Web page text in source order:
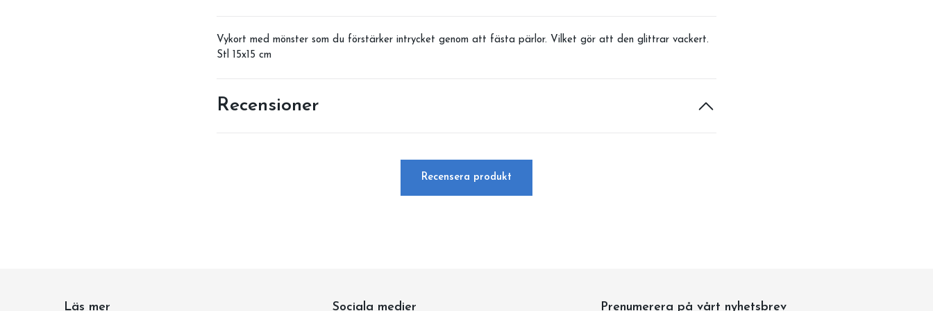
Vykort med mönster som du förstärker intrycket genom att fästa pärlor. Vilket gör att den glittrar vackert.
Stl 15x15 cm
Recensioner
Recensera produkt
Läs mer Sociala medier Prenumerera på vårt nyhetsbrev